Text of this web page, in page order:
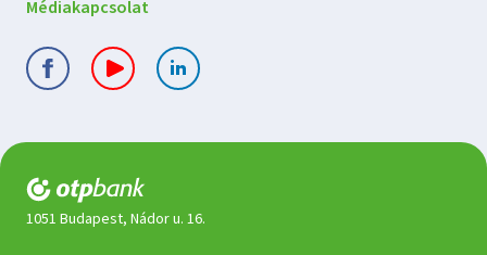
Médiakapcsolat
1051 Budapest, Nádor u. 16.